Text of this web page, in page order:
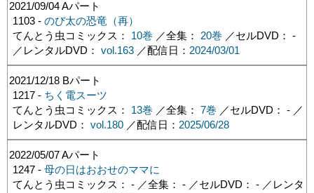
2021/09/04Aパート
1103 - のび太の恐竜（再）
てんとう虫コミックス： 10巻 ／全集： 20巻 ／セルDVD： -
／レンタルDVD： vol.163／配信日： 2024/03/01
2021/12/18 Bパート
1217 - ちく電スーツ
てんとう虫コミックス： 13巻 ／全集： 7巻 ／セルDVD： - ／
レンタルDVD： vol.180／配信日： 2025/06/28
2022/05/07Aパート
1247 - 母の日はおおせのママに
てんとう虫コミックス： - ／全集： - ／セルDVD： - ／レンタ